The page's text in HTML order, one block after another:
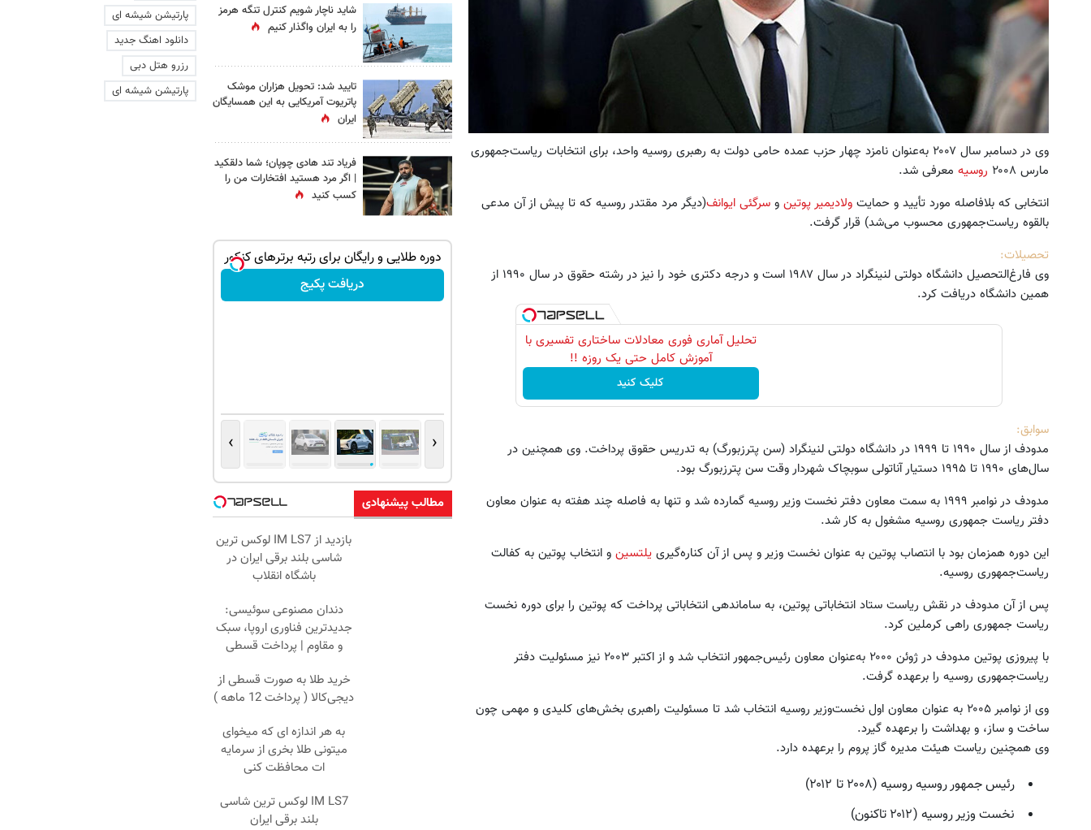
وی در دسامبر سال ۲۰۰۷ به‌عنوان نامزد چهار حزب عمده حامی دولت به رهبری روسیه واحد، برای انتخابات ریاست‌جمهوری
مارس ۲۰۰۸
روسیه معرفی شد.
انتخابی که بلافاصله مورد تأیید و حمایت ولادیمیر پوتین و سرگئی ایوانف(دیگر مرد مقتدر روسیه که تا پیش از آن مدعی
بالقوه ریاست‌جمهوری محسوب می‌شد) قرار گرفت.
تحصیلات:
وی فارغ‌التحصیل دانشگاه دولتی لنینگراد در سال ۱۹۸۷ است و درجه دکتری خود را نیز در رشته حقوق در سال ۱۹۹۰ از
همین دانشگاه دریافت کرد.
تحلیل آماری فوری معادلات ساختاری تفسیری با
آموزش کامل حتی یک روزه !!
کلیک کنید
سوابق:
مدودف از سال ۱۹۹۰ تا ۱۹۹۹ در دانشگاه دولتی لنینگراد (سن پترزبورگ) به تدریس حقوق پرداخت. وی همچنین در
سال‌های ۱۹۹۰ تا ۱۹۹۵ دستیار آناتولی سوبچاک شهردار وقت سن پترزبورگ بود.
مدودف در نوامبر ۱۹۹۹ به سمت معاون دفتر نخست وزیر روسیه گمارده شد و تنها به فاصله چند هفته به عنوان معاون
دفتر ریاست جمهوری روسیه مشغول به کار شد.
این دوره همزمان بود با انتصاب پوتین به عنوان نخست وزیر و پس از آن کناره‌گیری یلتسین و انتخاب پوتین به کفالت
ریاست‌جمهوری روسیه.
پس از آن مدودف در نقش ریاست ستاد انتخاباتی پوتین، به ساماندهی انتخاباتی پرداخت که پوتین را برای دوره نخست
ریاست جمهوری راهی کرملین کرد.
با پیروزی پوتین مدودف در ژوئن ۲۰۰۰ به‌عنوان معاون رئیس‌جمهور انتخاب شد و از اکتبر ۲۰۰۳ نیز مسئولیت دفتر
ریاست‌جمهوری روسیه را برعهده گرفت.
وی از نوامبر ۲۰۰۵ به عنوان معاون اول نخست‌وزیر روسیه انتخاب شد تا مسئولیت راهبری بخش‌های کلیدی و مهمی چون
ساخت و ساز، و بهداشت را برعهده گیرد.
وی همچنین ریاست هیئت مدیره گاز پروم را برعهده دارد.
رئیس جمهور روسیه روسیه (۲۰۰۸ تا ۲۰۱۲)
نخست وزیر روسیه (۲۰۱۲ تاکنون)
شاید ناچار شویم کنترل تنگه هرمز
را به ایران واگذار کنیم
تایید شد: تحویل هزاران موشک
پاتریوت آمریکایی به این همسایگان
ایران
فریاد تند هادی چوپان؛‌ شما دلقکید
| اگر مرد هستید افتخارات من را
کسب کنید
ثبت درخواست
برقی ایران در باشگاه انقلاب
بهترین قیمت بفروش!
ثبت درخواست
دوره طلایی و رایگان برای رتبه برترهای کنکور
دریافت پکیج
‹
›
مطالب پیشنهادی
بازدید از IM LS7 لوکس ترین
شاسی بلند برقی ایران در
باشگاه انقلاب
دندان مصنوعی سوئیسی:
جدیدترین فناوری اروپا، سبک
و مقاوم | پرداخت قسطی
خرید طلا به صورت قسطی از
دیجی‌کالا ( پرداخت 12 ماهه )
به هر اندازه ای که میخوای
میتونی طلا بخری از سرمایه
ات محافظت کنی
IM LS7 لوکس ترین شاسی
بلند برقی ایران
پارتیشن شیشه ای
دانلود اهنگ جدید
رزرو هتل دبی
پارتیشن شیشه ای